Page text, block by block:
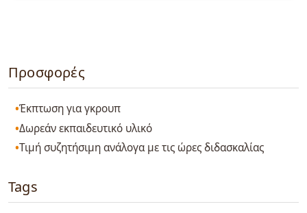
Προσφορές
Έκπτωση για γκρουπ
Δωρεάν εκπαιδευτικό υλικό
Τιμή συζητήσιμη ανάλογα με τις ώρες διδασκαλίας
Tags